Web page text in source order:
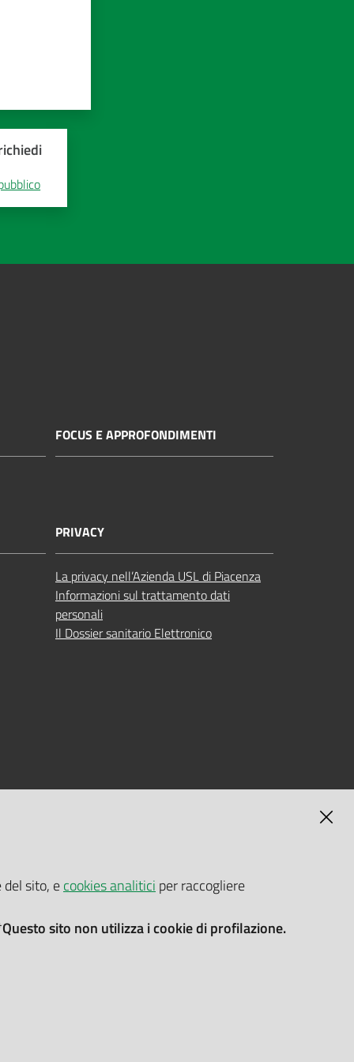
FOCUS E APPROFONDIMENTI
PRIVACY
La privacy nell’Azienda USL di Piacenza
Informazioni sul trattamento dati
personali
Il Dossier sanitario Elettronico
Documentazione
sito, ecookies analitici per raccogliere
sito non utilizza i cookie di profilazione.